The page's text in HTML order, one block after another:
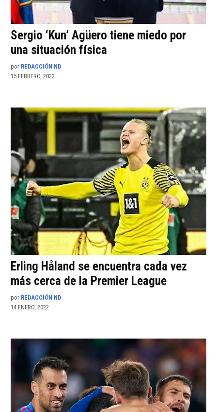
Sergio ‘Kun’ Agüero tiene miedo por
una situación física
por REDACCIÓN ND
15 FEBRERO, 2022
Erling Håland se encuentra cada vez
más cerca de la Premier League
por REDACCIÓN ND
14 ENERO, 2022